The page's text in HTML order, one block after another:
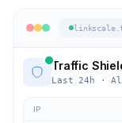
Traffic
Last 24h ·
IP